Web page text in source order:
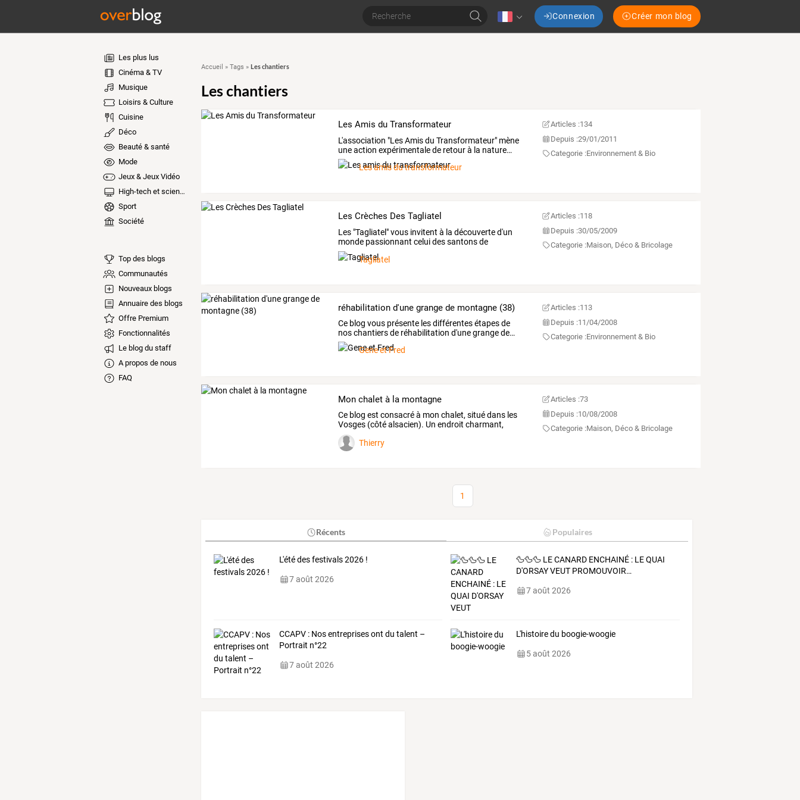
Connexion Créer mon blog
Les plus lus
Cinéma & TV
Musique
Loisirs & Culture
Cuisine
Déco
Beauté & santé
Mode
Jeux & Jeux Vidéo
High-tech et sciences
Sport
Société
Top des blogs
Communautés
Nouveaux blogs
Annuaire des blogs
Offre Premium
Fonctionnalités
Le blog du staff
A propos de nous
FAQ
Accueil » Tags » Les chantiers
Les chantiers
Les Amis du Transformateur
L'association "LesAmisdu Transformateur" mène
uneaction expérimentalede retourà la nature…
Les amis du transformateur
Articles :134
Depuis :29/01/2011
Categorie :Environnement & Bio
Les Crèches Des Tagliatel
Les "Tagliatel" vous invitent à la découverte d'un
monde passionnant celui des santons de
Provence.
Tagliatel
Articles :118
Depuis :30/05/2009
Categorie :Maison, Déco & Bricolage
réhabilitation d'une grange de montagne (38)
Ce blog vous présente lesdifférentesétapesde
noschantiersde réhabilitation d'unegrangede…
Gene et Fred
Articles :113
Depuis :11/04/2008
Categorie :Environnement & Bio
Mon chalet à la montagne
Ce blog est consacréà mon chalet,situédans les
Vosges (côtéalsacien). Un endroit charmant,
plein
Thierry
Articles :73
Depuis :10/08/2008
Categorie :Maison, Déco & Bricolage
1
Récents Populaires
L'été des festivals 2026 !
7 août 2026
🦆🦆🦆 LECANARD ENCHAINÉ : LEQUAI
D'ORSAYVEUT PROMOUVOIR…
7 août 2026
CCAPV : Nos entreprises ont du talent –
Portrait n°22
7 août 2026
L'histoire du boogie-woogie
5 août 2026